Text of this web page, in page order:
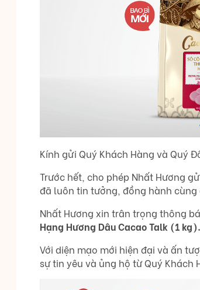
Kính gửi Quý Khách Hàng và Quý
Trước hết, cho phép Nhất Hương
đã luôn tin tưởng, đồng hành
Nhất Hương xin trân trọng thông
Hạng Hương Dâu Cacao Talk (1 kg).
Với diện mạo mới hiện đại và ấn
sự tin yêu và ủng hộ từ Quý Khách